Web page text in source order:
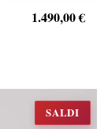
1.490,00 €
SALDI